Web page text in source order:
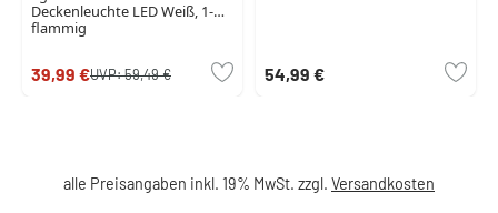
Deckenleuchte LED Weiß, 1-
flammig
39,99 €UVP:59,49 € 54,99 €
alle Preisangaben inkl. 19% MwSt. zzgl. Versandkosten